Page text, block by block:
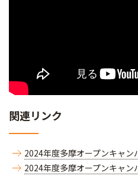
関連リンク
2024年度多摩オープンキャン
2024年度多摩オープンキャ